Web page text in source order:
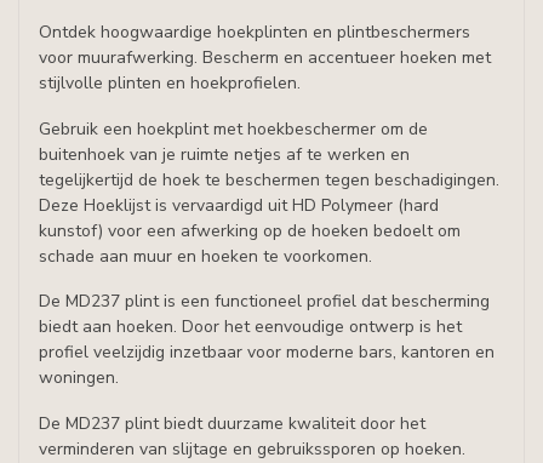
Ontdek hoogwaardige hoekplinten en plintbeschermers
voor muurafwerking. Bescherm en accentueer hoeken met
stijlvolle plinten en hoekprofielen.
Gebruik een hoekplint met hoekbeschermer om de
buitenhoek van je ruimte netjes af te werken en
tegelijkertijd de hoek te beschermen tegen beschadigingen.
Deze Hoeklijst is vervaardigd uit HD Polymeer (hard
kunstof) voor een afwerking op de hoeken bedoelt om
schade aan muur en hoeken te voorkomen.
De MD237 plint is een functioneel profiel dat bescherming
biedt aan hoeken. Door het eenvoudige ontwerp is het
profiel veelzijdig inzetbaar voor moderne bars, kantoren en
woningen.
De MD237 plint biedt duurzame kwaliteit door het
verminderen van slijtage en gebruikssporen op hoeken.